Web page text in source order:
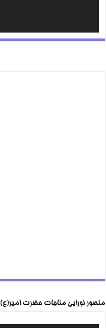
منصور نورایی مناجات حضرت امیر(ع)